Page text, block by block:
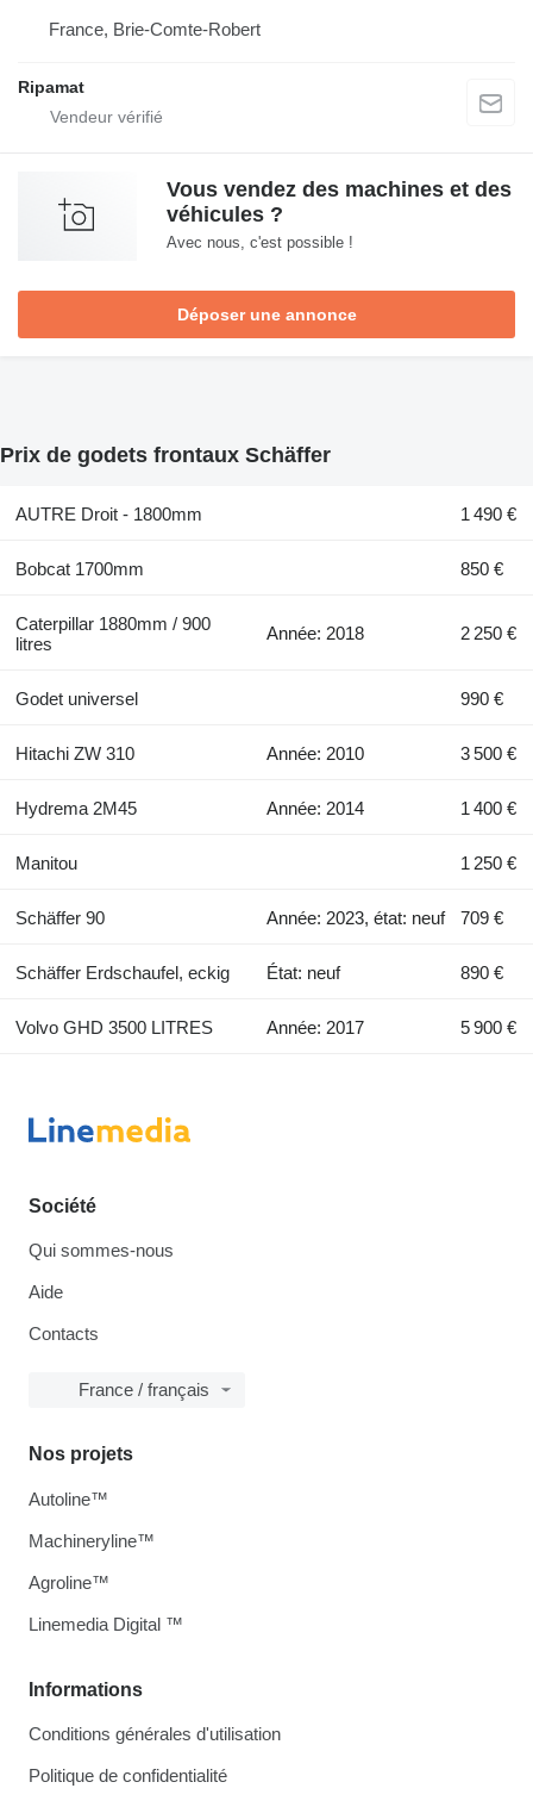
France, Brie-Comte-Robert
Ripamat
Vous vendez des machines et des
véhicules ?
Avec nous, c'est possible !
Déposer une annonce
Prix de godets frontaux Schäffer
AUTRE Droit - 1800mm 1 490 €
Bobcat 1700mm 850 €
Caterpillar 1880mm / 900
litres
Année: 2018 2 250 €
Godet universel 990 €
Hitachi ZW 310 Année: 2010 3 500 €
Hydrema 2M45 Année: 2014 1 400 €
Manitou 1 250 €
Schäffer 90 Année: 2023, état: neuf 709 €
Schäffer Erdschaufel, eckig État: neuf 890 €
Volvo GHD 3500 LITRES Année: 2017 5 900 €
Société
Qui sommes-nous
Aide
Contacts
France / français
Informations
Conditions générales d'utilisation
Politique de confidentialité
Nos projets
Autoline™
Machineryline™
Agroline™
Linemedia Digital ™